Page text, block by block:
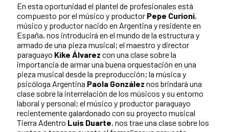
En esta oportunidad el plantel de profesionales está
compuesto por el músico y productor Pepe Curioni,
músico y productor nacido en Argentina y residente en
España, nos introducirá en el mundo de la estructura y
armado de una pieza musical; el maestro y director
paraguayo Kike Álvarez con una clase sobre la
importancia de armar una buena orquestación en una
pieza musical desde la preproducción; la música y
psicóloga Argentina Paola González nos brindará una
clase sobre la interrelación de los músicos y su entorno
laboral y personal; el músico y productor paraguayo
recientemente galardonado con su proyecto musical
Tierra Adentro Luis Duarte, nos trae una clase sobre los